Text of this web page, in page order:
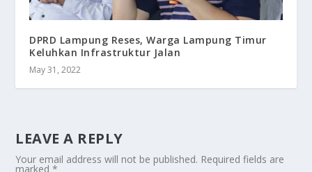
DPRD Lampung Reses, Warga Lampung Timur
Keluhkan Infrastruktur Jalan
May 31, 2022
LEAVE A REPLY
Your email address will not be published. Required fields are
marked*